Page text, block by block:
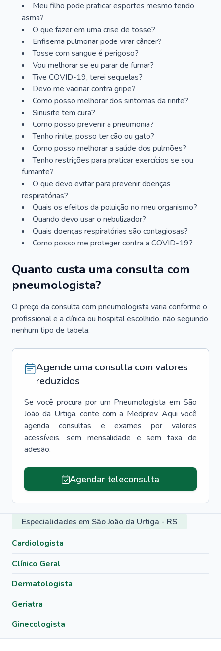
Meu filho pode praticar esportes mesmo tendo
asma?
O que fazer em uma crise de tosse?
Enfisema pulmonar pode virar câncer?
Tosse com sangue é perigoso?
Vou melhorar se eu parar de fumar?
Tive COVID-19, terei sequelas?
Devo me vacinar contra gripe?
Como posso melhorar dos sintomas da rinite?
Sinusite tem cura?
Como posso prevenir a pneumonia?
Tenho rinite, posso ter cão ou gato?
Como posso melhorar a saúde dos pulmões?
Tenho restrições para praticar exercícios se sou
fumante?
O que devo evitar para prevenir doenças
respiratórias?
Quais os efeitos da poluição no meu organismo?
Quando devo usar o nebulizador?
Quais doenças respiratórias são contagiosas?
Como posso me proteger contra a COVID-19?
Quanto custa uma consulta com
pneumologista?
O preço da consulta com pneumologista varia conforme o
profissional e a clínica ou hospital escolhido, não seguindo
nenhum tipo de tabela.
Agende uma consulta com valores
reduzidos
Se você procura por um Pneumologista em São
João da Urtiga, conte com a Medprev. Aqui você
agenda consultas e exames por valores
acessíveis, sem mensalidade e sem taxa de
adesão.
Agendar teleconsulta
Especialidades em São João da Urtiga - RS
Cardiologista
Clínico Geral
Dermatologista
Geriatra
Ginecologista